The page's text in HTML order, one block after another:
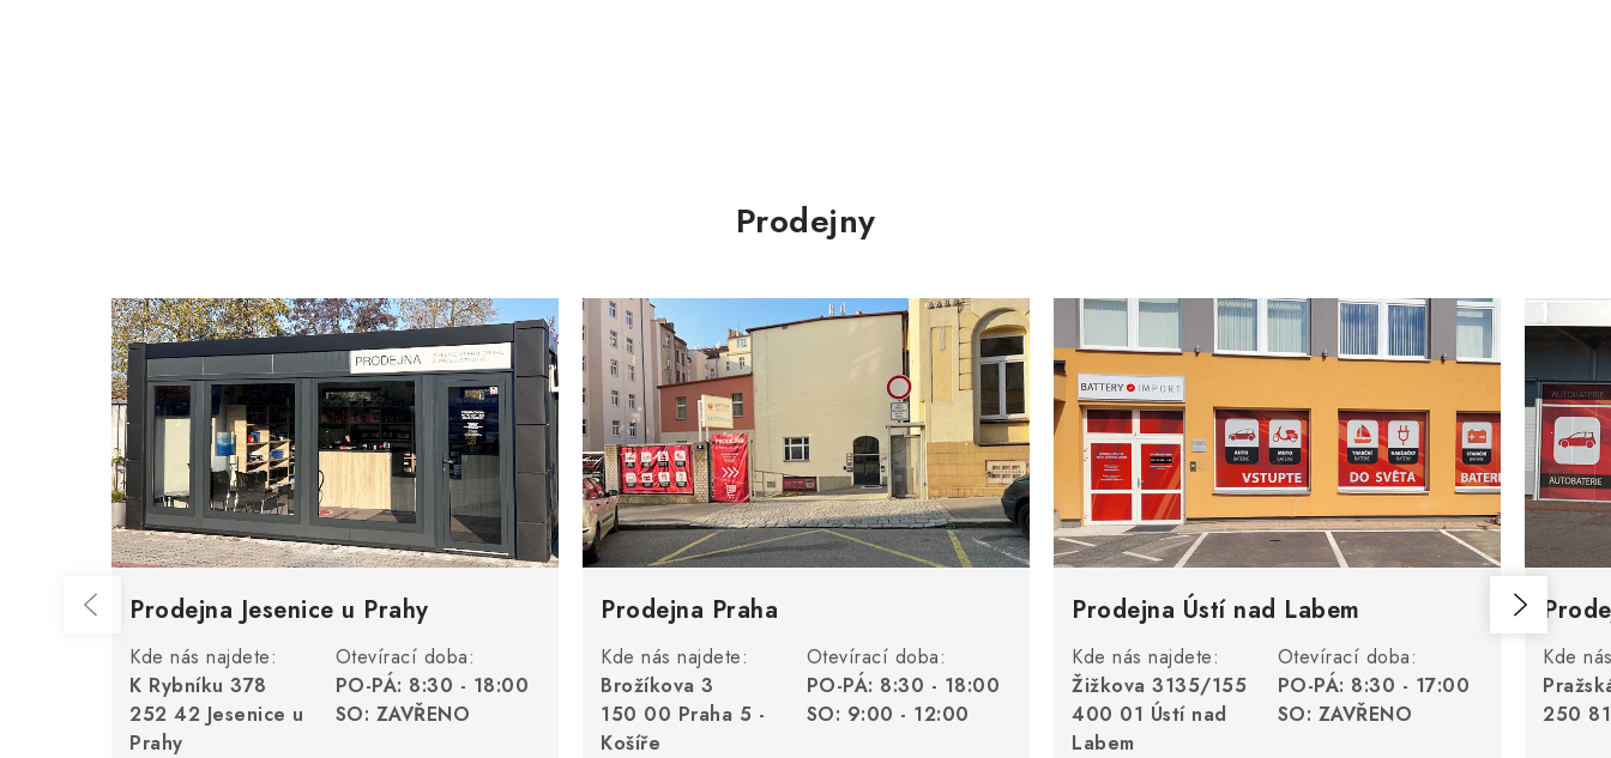
Prodejny
Prodejna Jesenice u Prahy
Kde nás najdete:
K Rybníku 378
252 42 Jesenice u
Prahy
Otevírací doba:
PO-PÁ: 8:30 - 18:00
SO: ZAVŘENO
Prodejna Praha
Kde nás najdete:
Brožíkova 3
150 00 Praha 5 -
Košíře
Otevírací doba:
PO-PÁ: 8:30 - 18:00
SO: 9:00 - 12:00
Prodejna Ústí nad Labem
Kde nás najdete:
Žižkova 3135/155
400 01 Ústí nad
Labem
Otevírací doba:
PO-PÁ: 8:30 - 17:00
SO: ZAVŘENO
Kde
250